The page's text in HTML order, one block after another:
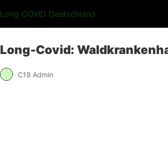
Long COVID Deutschland
Long-Covid:
C19 Admin